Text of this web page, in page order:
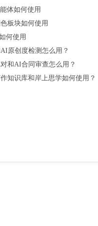
体如何使用
板块如何使用
何使用
原创度检测怎么用？
和AI合同审查怎么用？
知识库和岸上思学如何使用？